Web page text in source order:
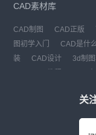
CAD素材库
CAD制图 CAD正版
图初学入门
CAD是什
装
CAD设计 3d制
关